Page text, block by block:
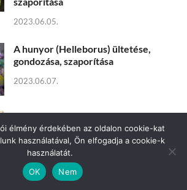
2023.06.05.
A hunyor (Helleborus) ültetése,
gondozása, szaporítása
2023.06.07.
A pompás hóvirág (Galanthus
elwesii) ültetése, gondozása,
szaporítása
2023.06.08.
élmény érdekében az oldalon cookie-kat
használatával, Ön elfogadja a cookie-k
használatát.
OK
Nem